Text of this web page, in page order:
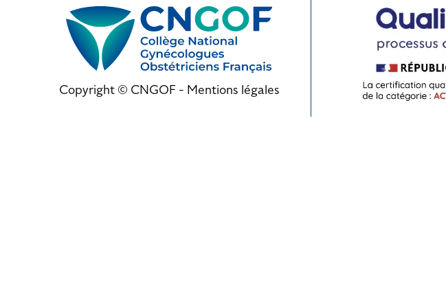
Copyright © CNGOF - Mentions légales